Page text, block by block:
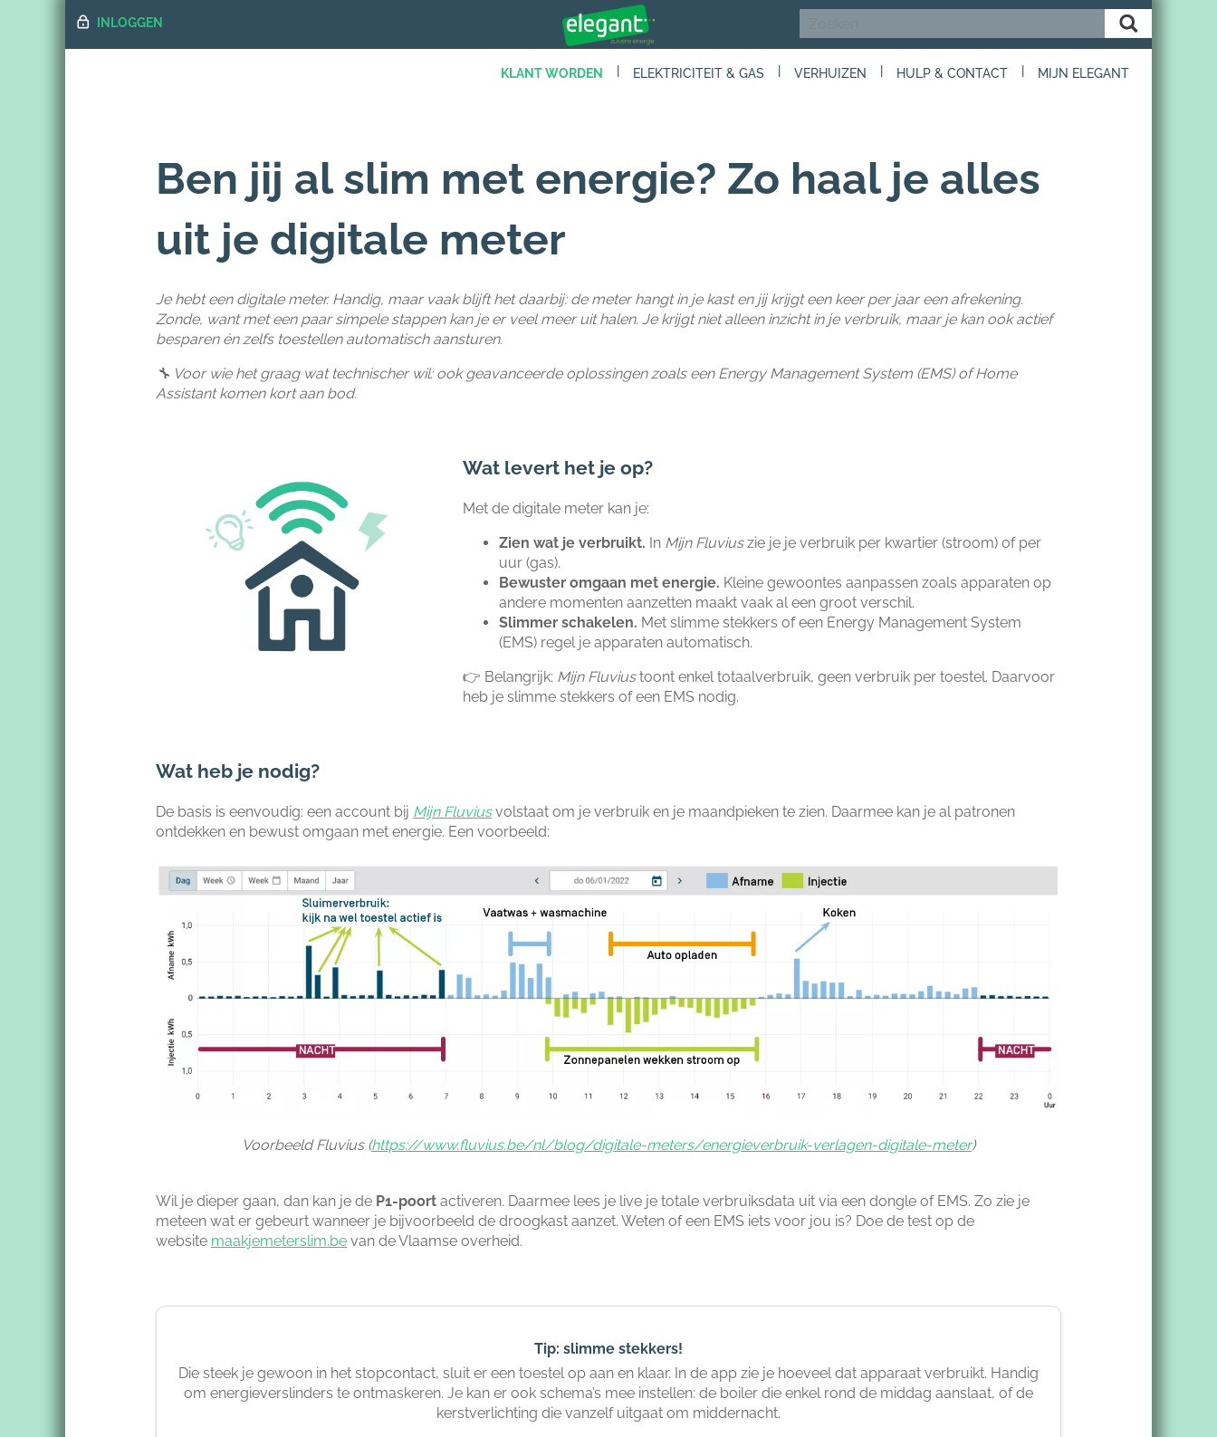
INLOGGEN
KLANT WORDEN ELEKTRICITEIT & GAS VERHUIZEN HULP & CONTACT MIJN ELEGANT
Ben jij al slim met energie? Zo haal je alles
uit je digitale meter
Je hebt een digitale meter. Handig, maar vaak blijft het daarbij: de meter hangt in je kast en jij krijgt een keer per jaar een afrekening.
Zonde, want met een paar simpele stappen kan je er veel meer uit halen. Je krijgt niet alleen inzicht in je verbruik, maar je kan ook actief
besparen én zelfs toestellen automatisch aansturen.
🔧 Voor wie het graag wat technischer wil: ook geavanceerde oplossingen zoals een Energy Management System (EMS) of Home
Assistant komen kort aan bod.
Wat levert het je op?
Met de digitale meter kan je:
Zien wat je verbruikt. In Mijn Fluviuszie je je verbruik per kwartier (stroom) of per
uur (gas).
Bewuster omgaan met energie. Kleine gewoontes aanpassen zoals apparaten op
andere momenten aanzetten maakt vaak al een groot verschil.
Slimmer schakelen. Met slimme stekkers of een Energy Management System
(EMS) regel je apparaten automatisch.
👉 Belangrijk: Mijn Fluviustoont enkel totaalverbruik, geen verbruik per toestel. Daarvoor
heb je slimme stekkers of een EMS nodig.
Wat heb je nodig?
De basis is eenvoudig: een account bij Mijn Fluviusvolstaat om je verbruik en je maandpieken te zien. Daarmee kan je al patronen
ontdekken en bewust omgaan met energie. Een voorbeeld:
Voorbeeld Fluvius (https://www.fluvius.be/nl/blog/digitale-meters/energieverbruik-verlagen-digitale-meter)
Wil je dieper gaan, dan kan je de P1-poort activeren. Daarmee lees je live je totale verbruiksdata uit via een dongle of EMS. Zo zie je
meteen wat er gebeurt wanneer je bijvoorbeeld de droogkast aanzet. Weten of een EMS iets voor jou is? Doe de test op de
website maakjemeterslim.be van de Vlaamse overheid.
Tip: slimme stekkers!
Die steek je gewoon in het stopcontact, sluit er een toestel op aan en klaar. In de app zie je hoeveel dat apparaat verbruikt. Handig
om energieverslinders te ontmaskeren. Je kan er ook schema’s mee instellen: de boiler die enkel rond de middag aanslaat, of de
kerstverlichting die vanzelf uitgaat om middernacht.